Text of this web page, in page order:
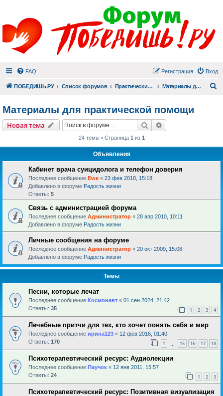
FAQ Вход
Регистрация
ПОБЕДИШЬ.РУ Список форумов Практический раздел Материалы для практической помощи
Материалы для практической помощи
Новая тема Поиск
24 темы • Страница 1 из 1
Объявления
Кабинет врача суицидолога и телефон доверия
Последнее сообщение Ewe « 23 фев 2018, 15:18
Добавлено в форуме Радость жизни
Ответы: 5
Связь с администрацией форума
Последнее сообщение Администратор « 28 апр 2010, 10:11
Добавлено в форуме Радость жизни
Личные сообщения на форуме
Последнее сообщение Администратор « 20 окт 2009, 15:08
Добавлено в форуме Радость жизни
Темы
Песни, которые лечат
Последнее сообщение Космонавт « 01 сен 2024, 21:42
Ответы: 35 1 2 3 4
Лечебные притчи для тех, кто хочет понять себя и мир
Последнее сообщение ирина123 « 12 фев 2016, 01:40
Ответы: 170 1 15 16 17 18
Психотерапевтический ресурс: Аудиолекции
Последнее сообщение Паучок « 12 янв 2011, 15:57
Ответы: 24 1 2 3
Психотерапевтический ресурс: Позитивная визуализация